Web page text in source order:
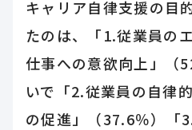
キャリア自律支援の目
たのは、「1.従業員の
仕事への意欲向上」（
いで「2.従業員の自律
の促進」（37.6％）「